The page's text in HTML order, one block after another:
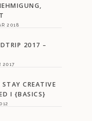
2018
2017 –
2017
CREATIVE
I {BASICS}